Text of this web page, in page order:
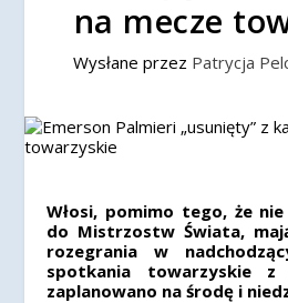
na mecze
Wysłane przez Patrycja
Włosi, pomimo tego, że
do Mistrzostw Świata,
rozegrania w
spotkania towarzyskie
zaplanowano na środę i